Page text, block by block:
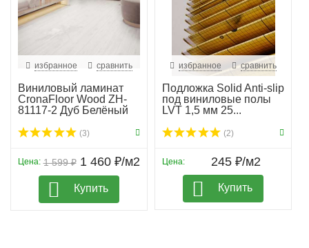
избранное сравнить
Виниловый ламинат
CronaFloor Wood ZH-
81117-2 Дуб Белёный
(3)
1 599 ₽
Цена: 1 460 ₽/м2
Купить
избранное сравнить
Подложка Solid Anti-slip
под виниловые полы
LVT 1,5 мм 25...
(2)
Цена: 245 ₽/м2
Купить